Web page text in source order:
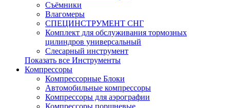
Съёмники
Влагомеры
СПЕЦИНСТРУМЕНТ СНГ
Комплект для обслуживания тормозных
цилиндров универсальный
Слесарный инструмент
Показать все Инструменты
Компрессоры
Компрессорные Блоки
Автомобильные компрессоры
Компрессоры для аэрографии
Компрессоры поршневые